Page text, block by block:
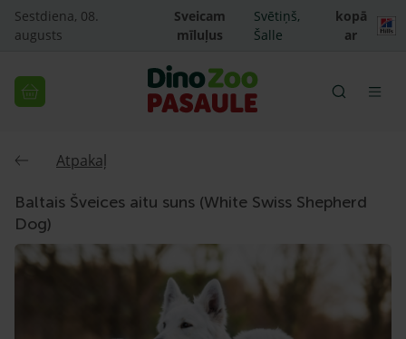
Sestdiena, 08.
augusts
Sveicam
mīluļus
Svētiņš,
Šalle
kopā
ar
Atpakaļ
Baltais Šveices aitu suns (White Swiss Shepherd
Dog)